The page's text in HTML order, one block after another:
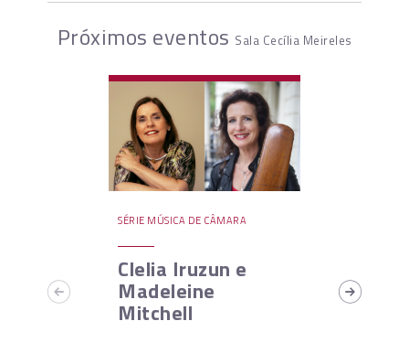
Próximos eventos Sala Cecília Meireles
SÉRIE MÚSICA DE CÂMARA
Clelia Iruzun e
Madeleine
Mitchell